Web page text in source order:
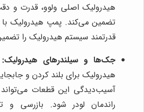
هیدرولیک اصلی ولوو، قدرت و
تضمین می‌کند. پمپ هیدرولیک با
قدرتمند سیستم هیدرولیک را
جک‌ها و سیلندرهای هیدرولیک:
هیدرولیک برای بلند کردن و
آسیب‌دیدگی این قطعات
راندمان لودر شود. بازرسی